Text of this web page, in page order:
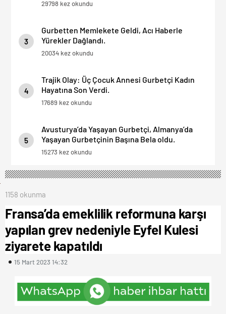
29798 kez okundu
3
Gurbetten Memlekete Geldi, Acı Haberle
Yürekler Dağlandı.
20034 kez okundu
4
Trajik Olay: Üç Çocuk Annesi Gurbetçi Kadın
Hayatına Son Verdi.
17689 kez okundu
5
Avusturya’da Yaşayan Gurbetçi, Almanya’da
Yaşayan Gurbetçinin Başına Bela oldu.
15273 kez okundu
1158 okunma
Fransa’da emeklilik reformuna karşı
yapılan grev nedeniyle Eyfel Kulesi
ziyarete kapatıldı
15 Mart 2023 14:32